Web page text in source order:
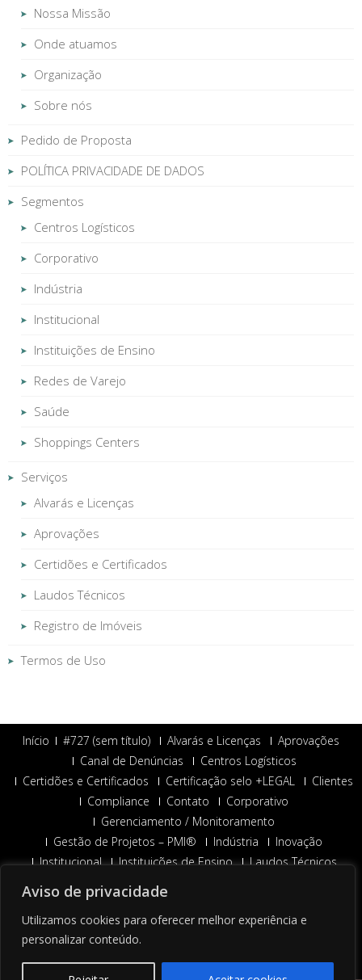
Aviso de privacidade
Utilizamos cookies para oferecer melhor experiência e
personalizar conteúdo.
Nossa Missão
Onde atuamos
Organização
Sobre nós
Pedido de Proposta
POLÍTICA PRIVACIDADE DE DADOS
Segmentos
Centros Logísticos
Corporativo
Indústria
Institucional
Instituições de Ensino
Redes de Varejo
Saúde
Shoppings Centers
Serviços
Alvarás e Licenças
Aprovações
Certidões e Certificados
Laudos Técnicos
Registro de Imóveis
Termos de Uso
Início #727 (sem título) Alvarás e Licenças
Aprovações
Canal de Denúncias
Centros Logísticos
Certidões e Certificados
Certificação selo +LEGAL
Clientes
Compliance
Contato
Corporativo
Gerenciamento / Monitoramento
Gestão de Projetos – PMI®
Indústria
Inovação
Institucional
Instituições de Ensino
Laudos Técnicos
NAXTRA
Nossa Missão
Organização
POLÍTICA PRIVACIDADE DE DADOS
Pró-Ética
Redes de Varejo
Registro de Imóveis
Serviços
Shoppings Centers Sobre nós Termos de Uso